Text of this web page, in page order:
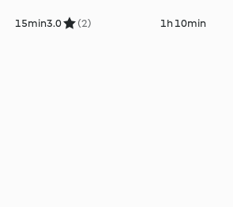
15min3.0 (2) 1h 10min